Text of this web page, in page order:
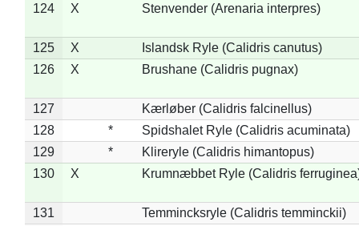
124
X Stenvender (Arenaria interpres)
125 X
Islandsk Ryle (Calidris canutus)
126
X Brushane (Calidris pugnax)
127
Kærløber (Calidris falcinellus)
128
*
Spidshalet Ryle (Calidris acuminata)
129
*
Klireryle (Calidris himantopus)
130
X Krumnæbbet Ryle (Calidris
131
Temmincksryle (Calidris temminckii)